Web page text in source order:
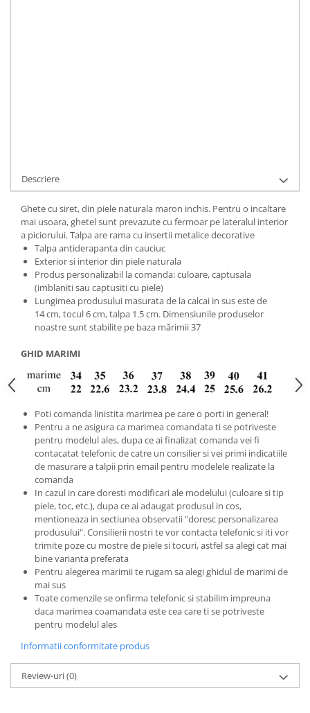
Descriere
Ghete cu siret, din piele naturala maron inchis. Pentru o incaltare
mai usoara, ghetel sunt prevazute cu fermoar pe lateralul interior
a piciorului. Talpa are rama cu insertii metalice decorative
Talpa antiderapanta din cauciuc
Exterior si interior din piele naturala
Produs personalizabil la comanda: culoare, captusala
(imblaniti sau captusiti cu piele)
Lungimea produsului masurata de la calcai in sus este de
14 cm, tocul 6 cm, talpa 1.5 cm. Dimensiunile produselor
noastre sunt stabilite pe baza mărimii 37
GHID MARIMI
Poti comanda linistita marimea pe care o porti in general!
Pentru a ne asigura ca marimea comandata ti se potriveste
pentru modelul ales, dupa ce ai finalizat comanda vei fi
contacatat telefonic de catre un consilier si vei primi indicatiile
de masurare a talpii prin email pentru modelele realizate la
comanda
In cazul in care doresti modificari ale modelului (culoare si tip
piele, toc, etc.), dupa ce ai adaugat produsul in cos,
mentioneaza in sectiunea observatii "doresc personalizarea
produsului". Consilierii nostri te vor contacta telefonic si iti vor
trimite poze cu mostre de piele si tocuri, astfel sa alegi cat mai
bine varianta preferata
Pentru alegerea marimii te rugam sa alegi ghidul de marimi de
mai sus
Toate comenzile se onfirma telefonic si stabilim impreuna
daca marimea coamandata este cea care ti se potriveste
pentru modelul ales
Informatii conformitate produs
Review-uri(0)